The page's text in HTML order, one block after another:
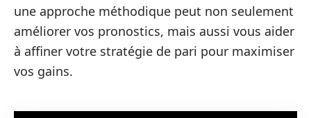
une approche méthodique peut non seulement
améliorer vos pronostics, mais aussi vous aider
à affiner votre stratégie de pari pour maximiser
vos gains.